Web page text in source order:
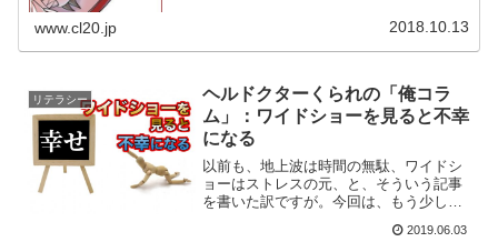
www.cl20.jp 2018.10.13
リテラシー
ヘルドクターくられの「俺コラ
ム」：ワイドショーを見ると不幸
になる
以前も、地上波は時間の無駄、ワイドシ
ョーはストレスの元、と、そういう記事
を書いた訳ですが。今回は、もう少し突
れて行こうかと思います。端的に言え
2019.06.03